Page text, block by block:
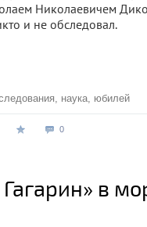
Николаевичем
и не обследовал.
, наука, юбилей
0
в